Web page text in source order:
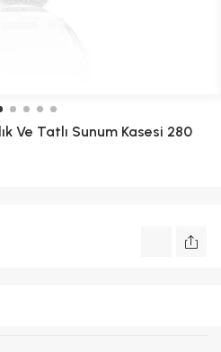
Ve Tatlı Sunum Kasesi 280